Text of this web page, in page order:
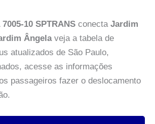
10 SPTRANS conecta Jardim
Ângelaveja a tabela de
atualizados de São Paulo,
acesse as informações
passageiros fazer o deslocamento